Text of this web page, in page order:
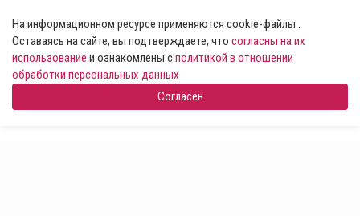
На информационном ресурсе применяются cookie-файлы .
Оставаясь на сайте, вы подтверждаете, что согласны на их
использование и ознакомлены сполитикой в отношении
обработки персональных данных
Согласен